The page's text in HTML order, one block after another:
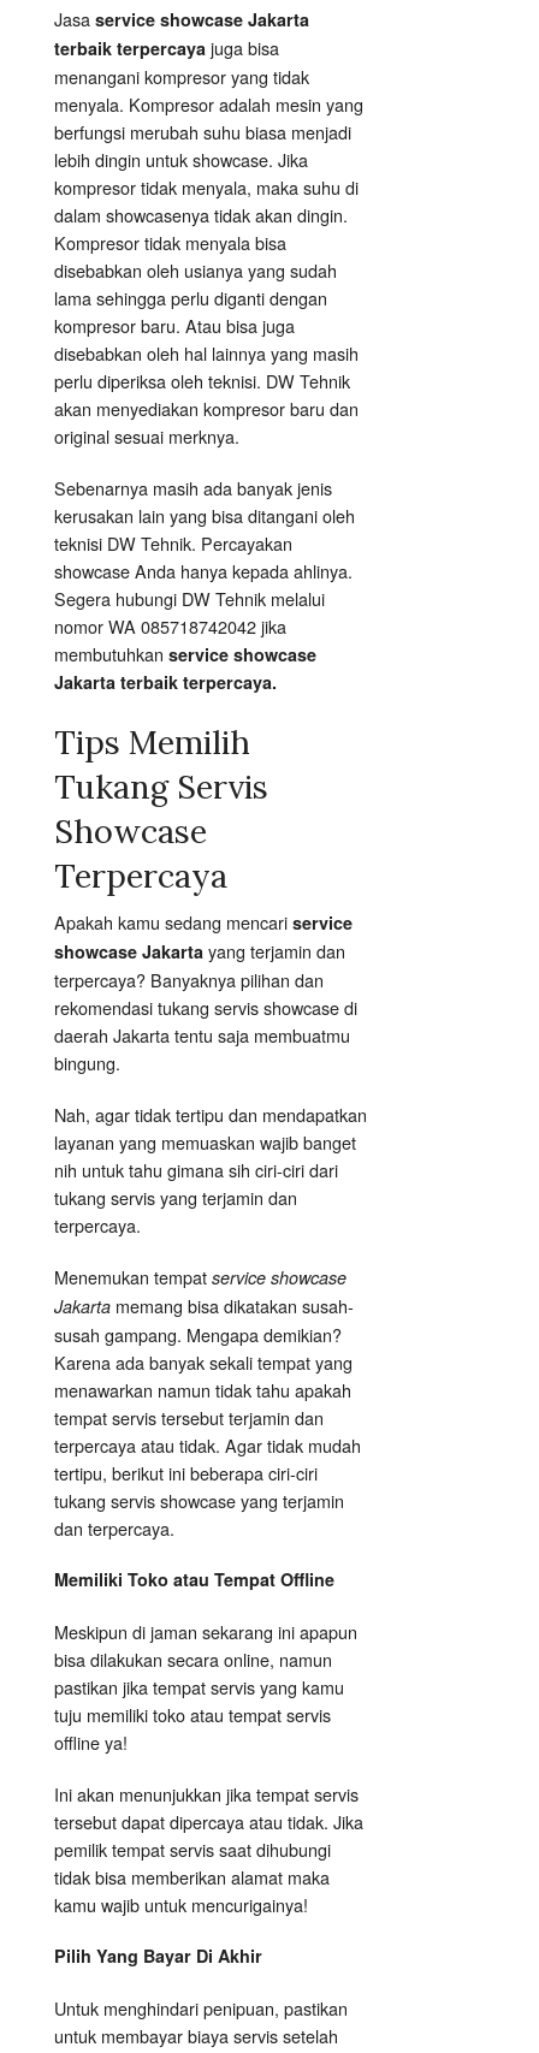
Jasa service showcase Jakarta
terbaik terpercaya juga bisa
menangani kompresor yang tidak
menyala. Kompresor adalah mesin yang
berfungsi merubah suhu biasa menjadi
lebih dingin untuk showcase. Jika
kompresor tidak menyala, maka suhu di
dalam showcasenya tidak akan dingin.
Kompresor tidak menyala bisa
disebabkan oleh usianya yang sudah
lama sehingga perlu diganti dengan
kompresor baru. Atau bisa juga
disebabkan oleh hal lainnya yang masih
perlu diperiksa oleh teknisi. DW Tehnik
akan menyediakan kompresor baru dan
original sesuai merknya.
Sebenarnya masih ada banyak jenis
kerusakan lain yang bisa ditangani oleh
teknisi DW Tehnik. Percayakan
showcase Anda hanya kepada ahlinya.
Segera hubungi DW Tehnik melalui
nomor WA 085718742042 jika
membutuhkan service showcase
Jakarta terbaik terpercaya.
Tips Memilih
Tukang Servis
Showcase
Terpercaya
Apakah kamu sedang mencari service
showcase Jakarta yang terjamin dan
terpercaya? Banyaknya pilihan dan
rekomendasi tukang servis showcase di
daerah Jakarta tentu saja membuatmu
bingung.
Nah, agar tidak tertipu dan mendapatkan
layanan yang memuaskan wajib banget
nih untuk tahu gimana sih ciri-ciri dari
tukang servis yang terjamin dan
terpercaya.
Menemukan tempat service showcase
Jakarta memang bisa dikatakan susah-
susah gampang. Mengapa demikian?
Karena ada banyak sekali tempat yang
menawarkan namun tidak tahu apakah
tempat servis tersebut terjamin dan
terpercaya atau tidak. Agar tidak mudah
tertipu, berikut ini beberapa ciri-ciri
tukang servis showcase yang terjamin
dan terpercaya.
Memiliki Toko atau Tempat Offline
Meskipun di jaman sekarang ini apapun
bisa dilakukan secara online, namun
pastikan jika tempat servis yang kamu
tuju memiliki toko atau tempat servis
offline ya!
Ini akan menunjukkan jika tempat servis
tersebut dapat dipercaya atau tidak. Jika
pemilik tempat servis saat dihubungi
tidak bisa memberikan alamat maka
kamu wajib untuk mencurigainya!
Pilih Yang Bayar Di Akhir
Untuk menghindari penipuan, pastikan
untuk membayar biaya servis setelah